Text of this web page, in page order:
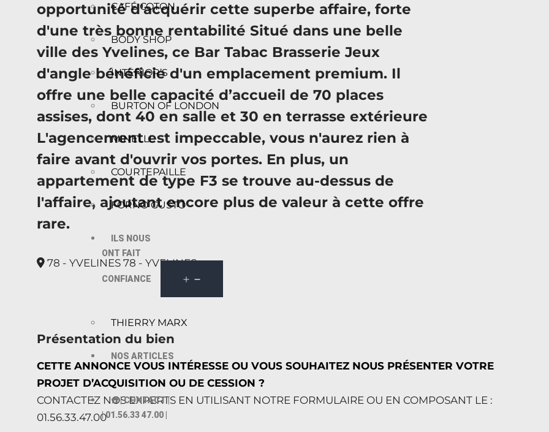
CAFÉ COTON
BODY SHOP
INTERIOR’S
BURTON OF LONDON
MINELLI
COURTEPAILLE
FORNO GUSTO
ILS NOUS
ONT FAIT
CONFIANCE
THIERRY MARX
NOS ARTICLES
☎️ | CONTACT |
| 01.56.33 47.00 |
opportunité d'acquérir cette superbe affaire, forte
d'une très bonne rentabilité Situé dans une belle
ville des Yvelines, ce Bar Tabac Brasserie Jeux
d'angle bénéficie d'un emplacement premium. Il
offre une belle capacité d’accueil de 70 places
assises, dont 40 en salle et 30 en terrasse extérieure
L'agencement est impeccable, vous n'aurez rien à
faire avant d'ouvrir vos portes. En plus, un
appartement de type F3 se trouve au-dessus de
l'affaire, ajoutant encore plus de valeur à cette offre
rare.
78 - YVELINES 78 - YVELINES
Présentation du bien
CETTE ANNONCE VOUS INTÉRESSE OU VOUS SOUHAITEZ NOUS PRÉSENTER VOTRE
PROJET D’ACQUISITION OU DE CESSION ?
CONTACTEZ NOS EXPERTS EN UTILISANT NOTRE FORMULAIRE OU EN COMPOSANT LE :
01.56.33.47.00